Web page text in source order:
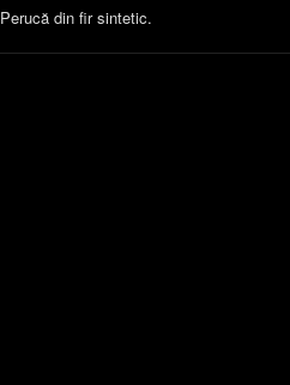
Perucă din fir sintetic.